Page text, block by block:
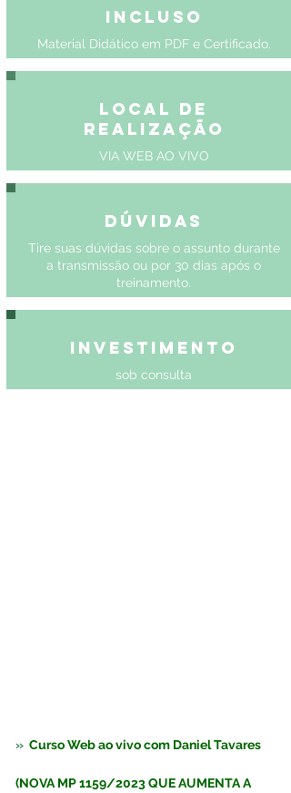
Incluso
Material Didático em PDF e Certificado.
Local de
Realização
VIA WEB AO VIVO
Dúvidas
Tire suas dúvidas sobre o assunto durante
a transmissão ou por 30 dias após o
treinamento.
Investimento
sob consulta
» Curso Web ao vivo com Daniel Tavares
(NOVA MP 1159/2023 QUE AUMENTA A